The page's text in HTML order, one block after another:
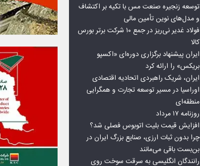
توسعه زنجیره صنعت مس با تکیه بر اکتشاف
و مدل‌های نوین تأمین مالی
فولاد غدیر نی‌ریز در جمع ۱۰ شرکت برتر بورس
کالا
ایران پیشنهاد برگزاری دوره‌ای «اکسپو
بریکس» را ارائه کرد
ایران، شریک راهبردی اتحادیه اقتصادی
اوراسیا در مسیر توسعه تجارت و همگرایی
منطقه‌ای
روزنامه ۱۷ مرداد
افزایش قیمت بلیت اتوبوس فصلی شد؟
چرا بدون ثبات ارزی، صنایع بزرگ ایران در
بن‌بست باقی می‌مانند
رانندگان انگلیسی به سرقت سوخت روی